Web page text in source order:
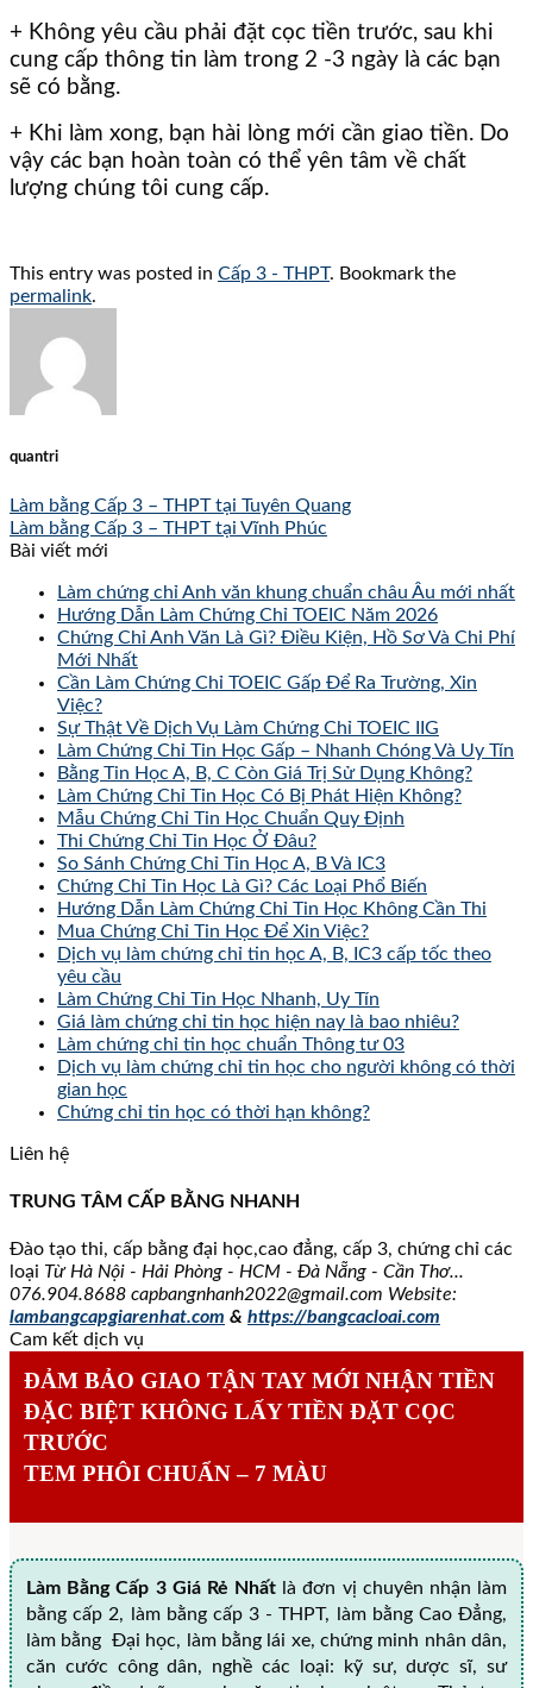
+ Không yêu cầu phải đặt cọc tiền trước, sau khi
cung cấp thông tin làm trong 2 -3 ngày là các bạn
sẽ có bằng.
+ Khi làm xong, bạn hài lòng mới cần giao tiền. Do
vậy các bạn hoàn toàn có thể yên tâm về chất
lượng chúng tôi cung cấp. ​
This entry was posted in Cấp 3 - THPT. Bookmark the
permalink.
quantri
Làm bằng Cấp 3 – THPT tại Tuyên Quang
Làm bằng Cấp 3 – THPT tại Vĩnh Phúc
Bài viết mới
Làm chứng chỉ Anh văn khung chuẩn châu Âu mới nhất
Hướng Dẫn Làm Chứng Chỉ TOEIC Năm 2026
Chứng Chỉ Anh Văn Là Gì? Điều Kiện, Hồ Sơ Và Chi Phí
Mới Nhất
Cần Làm Chứng Chỉ TOEIC Gấp Để Ra Trường, Xin
Việc?
Sự Thật Về Dịch Vụ Làm Chứng Chỉ TOEIC IIG
Làm Chứng Chỉ Tin Học Gấp – Nhanh Chóng Và Uy Tín
Bằng Tin Học A, B, C Còn Giá Trị Sử Dụng Không?
Làm Chứng Chỉ Tin Học Có Bị Phát Hiện Không?
Mẫu Chứng Chỉ Tin Học Chuẩn Quy Định
Thi Chứng Chỉ Tin Học Ở Đâu?
So Sánh Chứng Chỉ Tin Học A, B Và IC3
Chứng Chỉ Tin Học Là Gì? Các Loại Phổ Biến
Hướng Dẫn Làm Chứng Chỉ Tin Học Không Cần Thi
Mua Chứng Chỉ Tin Học Để Xin Việc?
Dịch vụ làm chứng chỉ tin học A, B, IC3 cấp tốc theo
yêu cầu
Làm Chứng Chỉ Tin Học Nhanh, Uy Tín
Giá làm chứng chỉ tin học hiện nay là bao nhiêu?
Làm chứng chỉ tin học chuẩn Thông tư 03
Dịch vụ làm chứng chỉ tin học cho người không có thời
gian học
Chứng chỉ tin học có thời hạn không?
Liên hệ
TRUNG TÂM CẤP BẰNG NHANH
Đào tạo thi, cấp bằng đại học,cao đẳng, cấp 3, chứng chỉ các
loại Từ Hà Nội - Hải Phòng - HCM - Đà Nẵng - Cần Thơ...
076.904.8688 capbangnhanh2022@gmail.com Website:
lambangcapgiarenhat.com & https://bangcacloai.com
Cam kết dịch vụ
ĐẢM BẢO GIAO TẬN TAY MỚI NHẬN TIỀN
ĐẶC BIỆT KHÔNG LẤY TIỀN ĐẶT CỌC
TRƯỚC
TEM PHÔI CHUẨN – 7 MÀU
Làm Bằng Cấp 3 Giá Rẻ Nhất là đơn vị chuyên nhận làm
bằng cấp 2, làm bằng cấp 3 - THPT, làm bằng Cao Đẳng,
làm bằng Đại học, làm bằng lái xe, chứng minh nhân dân,
căn cước công dân, nghề các loại: kỹ sư, dược sĩ, sư